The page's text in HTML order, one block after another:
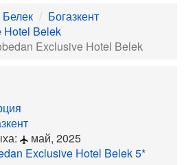
Белек
Богазкент
Hotel Belek
Exclusive Hotel Belek
май, 2025
Exclusive Hotel Belek 5*